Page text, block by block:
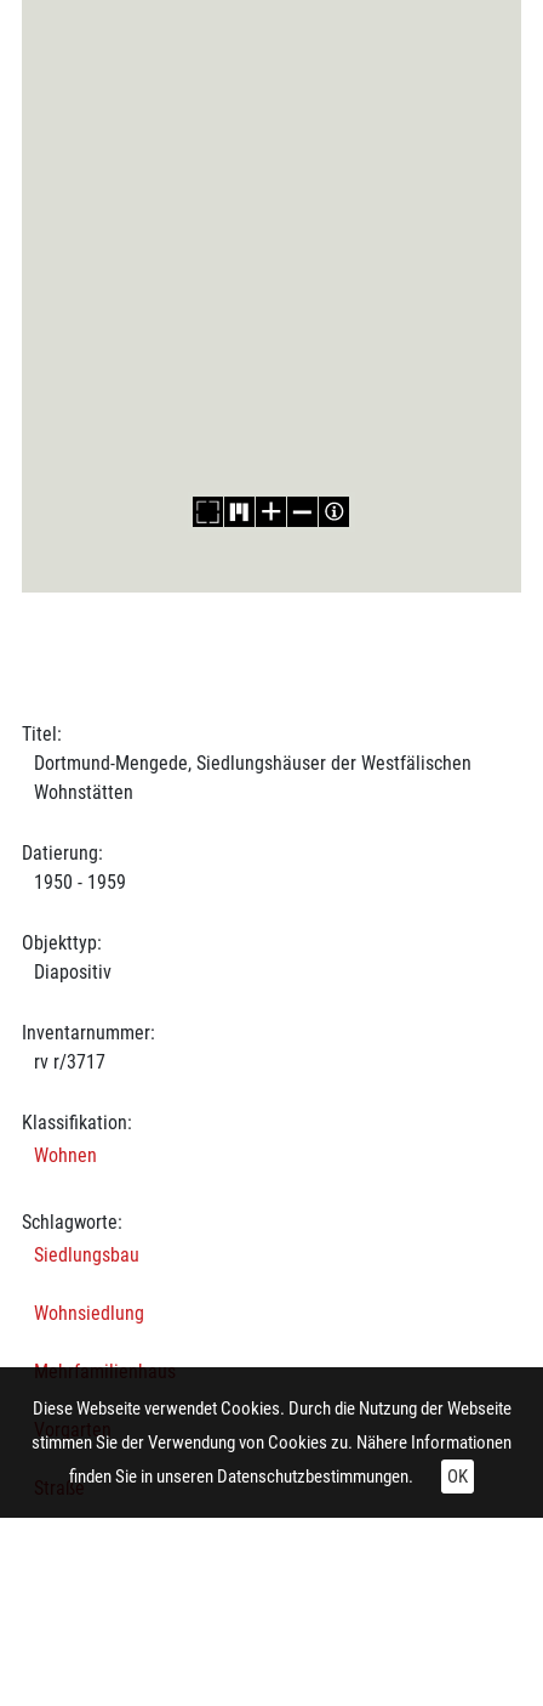
Titel:
Dortmund-Mengede, Siedlungshäuser der Westfälischen
Wohnstätten
Datierung:
1950 - 1959
Objekttyp:
Diapositiv
Inventarnummer:
rv r/3717
Klassifikation:
Wohnen
Schlagworte:
Siedlungsbau
Wohnsiedlung
Mehrfamilienhaus
Straße
Diese Webseite verwendet Cookies. Durch die Nutzung der Webseite
stimmen Sie der Verwendung von Cookies zu. Nähere Informationen
finden Sie in unseren Datenschutzbestimmungen. OK